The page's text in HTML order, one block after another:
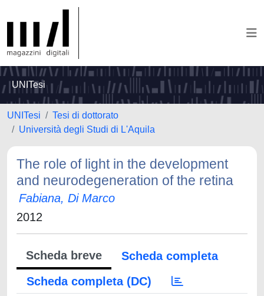
UNITesi
UNITesi
Tesi di dottorato
Università degli Studi di L'Aquila
The role of light in the development
and neurodegeneration of the retina
Fabiana, Di Marco
2012
Scheda breve
Scheda completa
Scheda completa (DC)